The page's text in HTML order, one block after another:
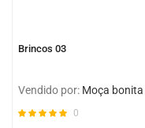
Brincos 03
Vendido por: Moça bonita
0